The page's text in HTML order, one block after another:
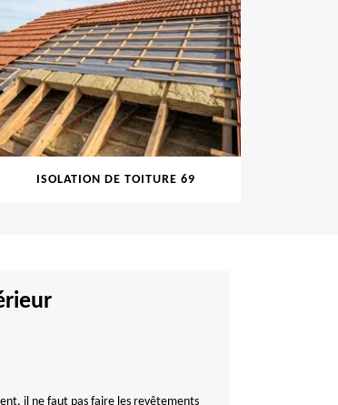
ISOLATION DE TOITURE 69
il ne faut pas faire les revêtements